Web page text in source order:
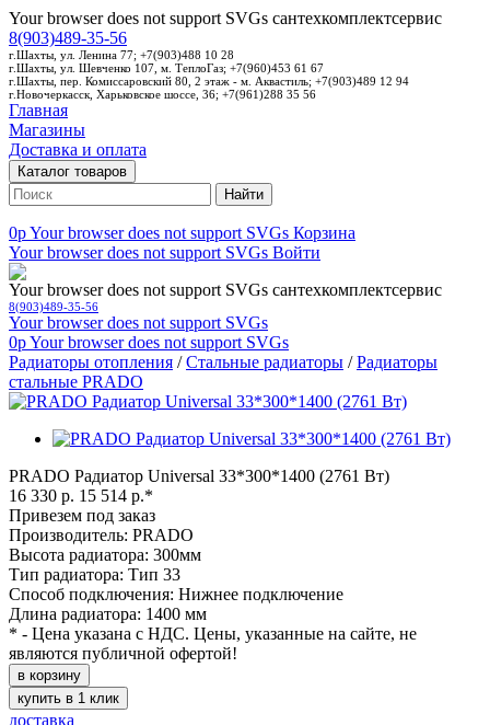
Your browser does not support SVGs сантехкомплектсервис
8(903)489-35-56
г.Шахты, ул. Ленина 77; +7(903)488 10 28
г.Шахты, ул. Шевченко 107, м. ТеплоГаз; +7(960)453 61 67
г.Шахты, пер. Комиссаровский 80, 2 этаж - м. Аквастиль; +7(903)489 12 94
г.Новочеркасск, Харьковское шоссе, 36; +7(961)288 35 56
Главная
Магазины
Доставка и оплата
Каталог товаров
Найти
0pYour browser does not support SVGs Корзина
Your browser does not support SVGs Войти
Your browser does not support SVGs сантехкомплектсервис
8(903)489-35-56
Your browser does not support SVGs
0pYour browser does not support SVGs
Радиаторы отопления /Стальные радиаторы /Радиаторы
стальные PRADO
PRADO Радиатор Universal 33*300*1400 (2761 Вт)
16 330 р. 15 514 р.*
Привезем под заказ
Производитель: PRADO
Высота радиатора: 300мм
Тип радиатора: Тип 33
Способ подключения: Нижнее подключение
Длина радиатора: 1400 мм
* - Цена указана с НДС. Цены, указанные на сайте, не
являются публичной офертой!
в корзину
купить в 1 клик
доставка